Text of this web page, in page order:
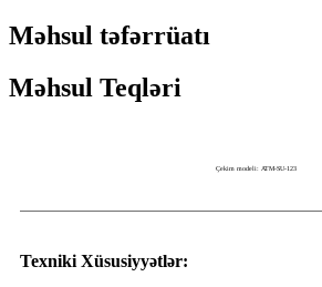
Məhsul təfərrüatı
Məhsul Teqləri
Çekim modeli: ATM-SU-123
Texniki Xüsusiyyətlər: